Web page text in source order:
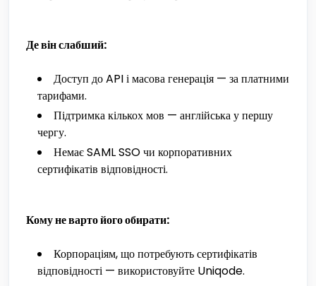
Де він слабший:
Доступ до API і масова генерація — за платними
тарифами.
Підтримка кількох мов — англійська у першу
чергу.
Немає SAML SSO чи корпоративних
сертифікатів відповідності.
Кому не варто його обирати:
Корпораціям, що потребують сертифікатів
відповідності — використовуйте Uniqode.